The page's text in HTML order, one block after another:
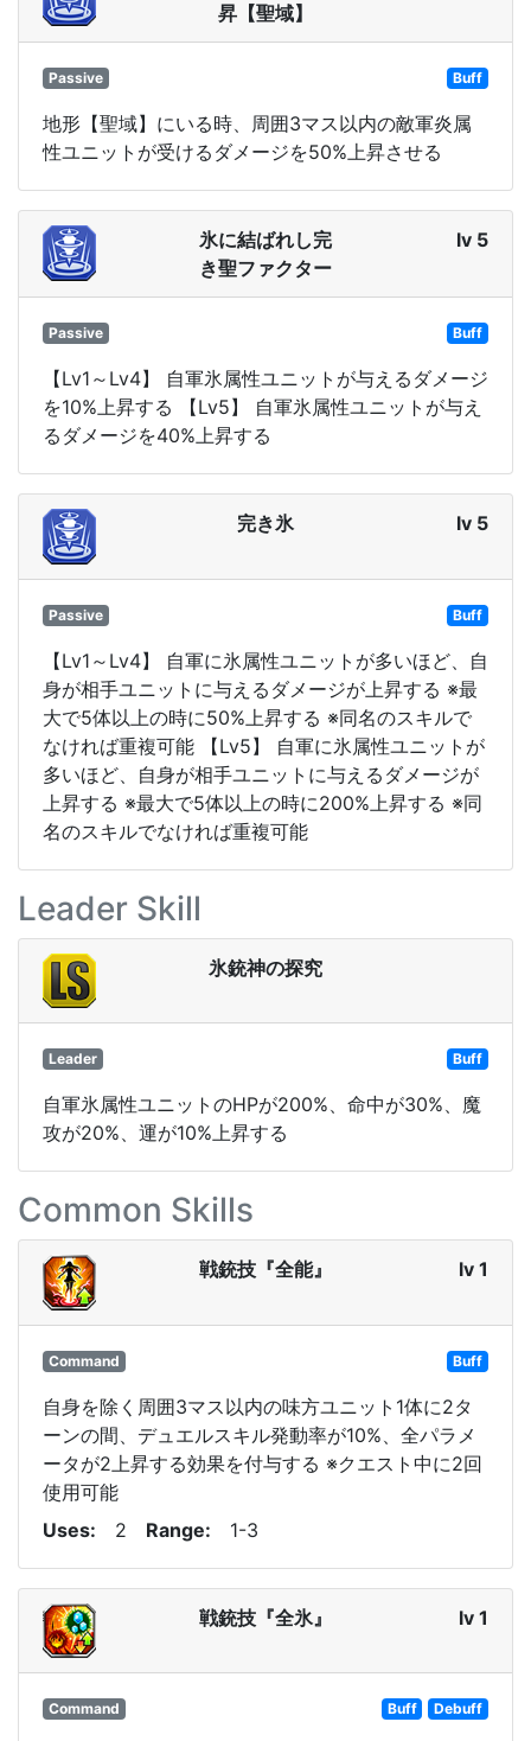
昇【聖域】
Passive Buff
地形【聖域】にいる時、周囲3マス以内の敵軍炎属
性ユニットが受けるダメージを50%上昇させる
氷に結ばれし完
き聖ファクター
lv 5
Passive Buff
【Lv1～Lv4】 自軍氷属性ユニットが与えるダメージ
を10%上昇する 【Lv5】 自軍氷属性ユニットが与え
るダメージを40%上昇する
完き氷 lv 5
Passive Buff
【Lv1～Lv4】 自軍に氷属性ユニットが多いほど、自
身が相手ユニットに与えるダメージが上昇する ※最
大で5体以上の時に50%上昇する ※同名のスキルで
なければ重複可能 【Lv5】 自軍に氷属性ユニットが
多いほど、自身が相手ユニットに与えるダメージが
上昇する ※最大で5体以上の時に200%上昇する ※同
名のスキルでなければ重複可能
Leader Skill
氷銃神の探究
Leader Buff
自軍氷属性ユニットのHPが200%、命中が30%、魔
攻が20%、運が10%上昇する
Common Skills
戦銃技『全能』 lv 1
Command Buff
自身を除く周囲3マス以内の味方ユニット1体に2タ
ーンの間、デュエルスキル発動率が10%、全パラメ
ータが2上昇する効果を付与する ※クエスト中に2回
使用可能
Uses
2 Range 1-3
戦銃技『全氷』 lv 1
Command Buff Debuff